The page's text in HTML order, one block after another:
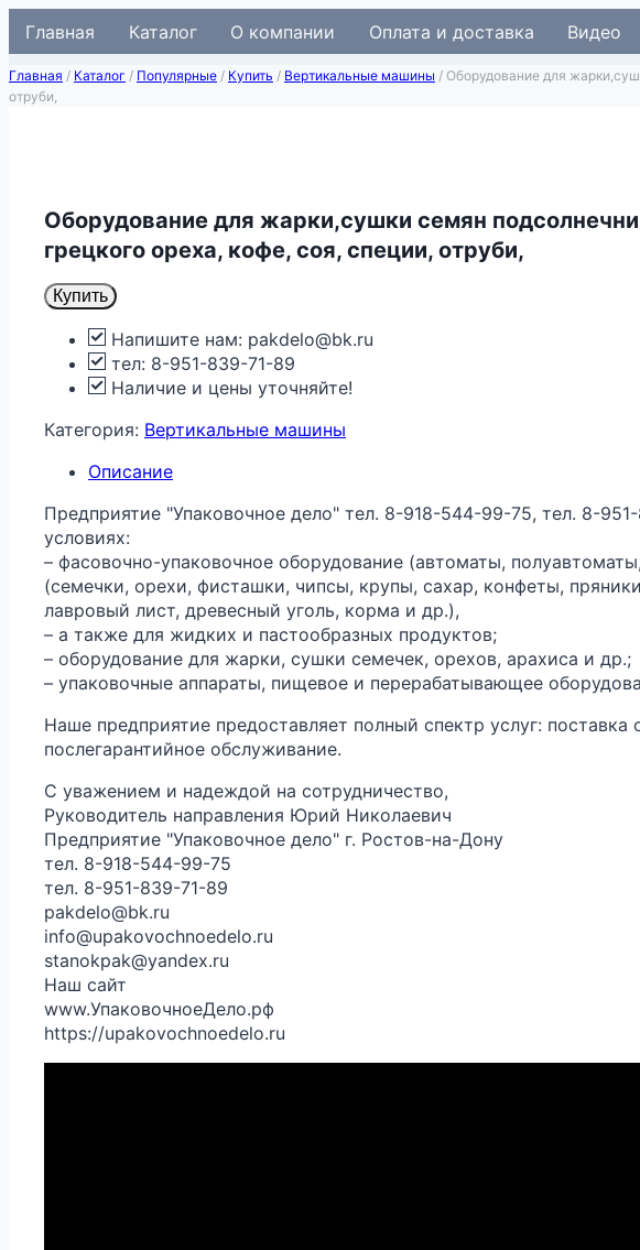
Перейти
содержимому
Главная Каталог О компании Оплата и доставка Видео
Главная / Каталог / Популярные / Купить / Вертикальные машины / Оборудование для
отруби,
Оборудование для жарки,сушки семян
грецкого ореха, кофе, соя, специи, отруби,
Купить
Напишите нам: pakdelo@bk.ru
тел: 8-951-839-71-89
Наличие и цены уточняйте!
Категория: Вертикальные машины
Описание
Предприятие "Упаковочное дело" тел. 8-918-544-99-75, тел. 8-
условиях:
– фасовочно-упаковочное оборудование (автоматы,
(семечки, орехи, фисташки, чипсы, крупы, сахар, конфеты,
лавровый лист, древесный уголь, корма и др.),
– а также для жидких и пастообразных продуктов;
– оборудование для жарки, сушки семечек, орехов, арахиса и др.;
– упаковочные аппараты, пищевое и перерабатывающее
Наше предприятие предоставляет полный спектр услуг:
послегарантийное обслуживание.
С уважением и надеждой на сотрудничество,
Руководитель направления Юрий Николаевич
Предприятие "Упаковочное дело" г. Ростов-на-Дону
тел. 8-918-544-99-75
тел. 8-951-839-71-89
pakdelo@bk.ru
info@upakovochnoedelo.ru
stanokpak@yandex.ru
Наш сайт
www.УпаковочноеДело.рф
https://upakovochnoedelo.ru